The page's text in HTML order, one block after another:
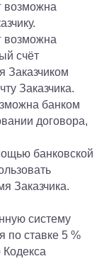
счёт
Заказчиком
Заказчика.
банком
договора,
банковской
Заказчика.
систему
по ставке 5 %
Кодекса